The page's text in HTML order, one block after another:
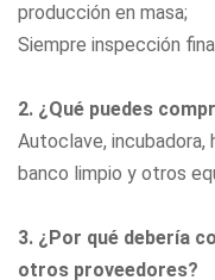
producción en masa;
Siempre inspección
2. ¿Qué puedes
Autoclave, incubadora,
banco limpio y otros
3. ¿Por qué debería
otros proveedores?